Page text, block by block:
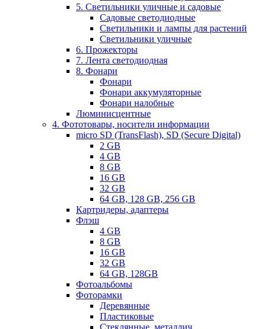
5. Светильники уличные и садовые
Садовые светодиодные
Светильники и лампы для растений
Светильники уличные
6. Прожекторы
7. Лента светодиодная
8. Фонари
Фонари
Фонари аккумуляторные
Фонари налобные
Люминисцентные
4. Фототовары, носители информации
micro SD (TransFlash), SD (Secure Digital)
2 GB
4 GB
8 GB
16 GB
32 GB
64 GB, 128 GB, 256 GB
Картридеры, адаптеры
Флэш
4 GB
8 GB
16 GB
32 GB
64 GB, 128GB
Фотоальбомы
Фоторамки
Деревянные
Пластиковые
Стеклянные, металлич.